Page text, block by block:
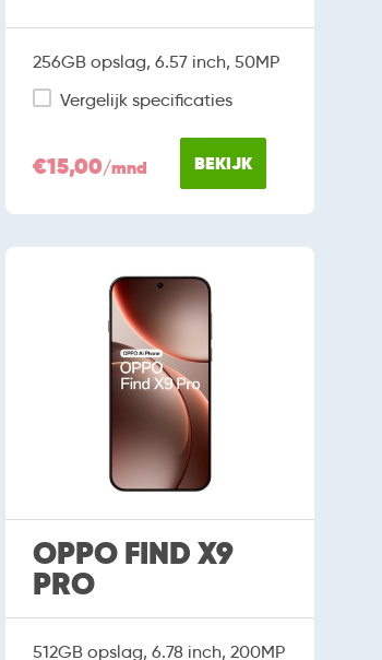
256GB opslag, 6.57 inch, 50MP
Vergelijk specificaties
€15,00/mnd BEKIJK
OPPO FIND X9
PRO
512GB opslag, 6.78 inch, 200MP